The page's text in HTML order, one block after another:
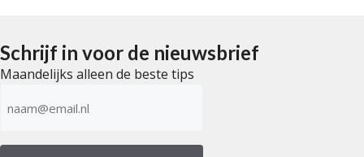
Schrijf in voor de nieuwsbrief
Maandelijks alleen de beste tips
mailadres